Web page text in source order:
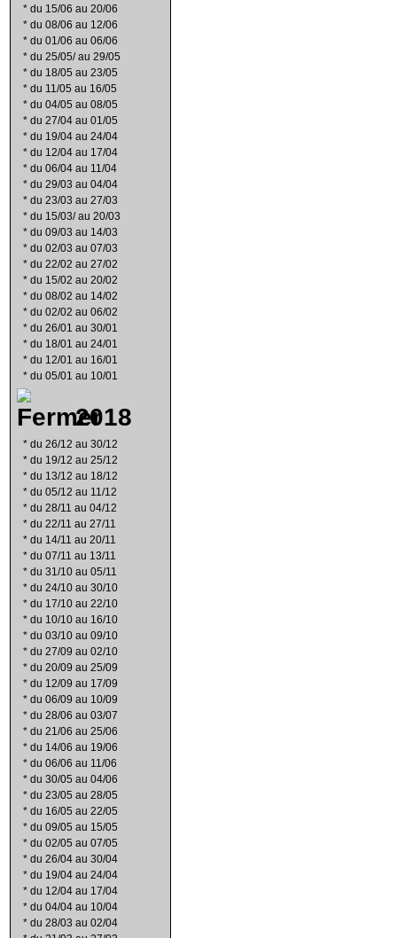
* du 15/06 au 20/06
* du 08/06 au 12/06
* du 01/06 au 06/06
* du 25/05/ au 29/05
* du 18/05 au 23/05
* du 11/05 au 16/05
* du 04/05 au 08/05
* du 27/04 au 01/05
* du 19/04 au 24/04
* du 12/04 au 17/04
* du 06/04 au 11/04
* du 29/03 au 04/04
* du 23/03 au 27/03
* du 15/03/ au 20/03
* du 09/03 au 14/03
* du 02/03 au 07/03
* du 22/02 au 27/02
* du 15/02 au 20/02
* du 08/02 au 14/02
* du 02/02 au 06/02
* du 26/01 au 30/01
* du 18/01 au 24/01
* du 12/01 au 16/01
* du 05/01 au 10/01
2018
* du 26/12 au 30/12
* du 19/12 au 25/12
* du 13/12 au 18/12
* du 05/12 au 11/12
* du 28/11 au 04/12
* du 22/11 au 27/11
* du 14/11 au 20/11
* du 07/11 au 13/11
* du 31/10 au 05/11
* du 24/10 au 30/10
* du 17/10 au 22/10
* du 10/10 au 16/10
* du 03/10 au 09/10
* du 27/09 au 02/10
* du 20/09 au 25/09
* du 12/09 au 17/09
* du 06/09 au 10/09
* du 28/06 au 03/07
* du 21/06 au 25/06
* du 14/06 au 19/06
* du 06/06 au 11/06
* du 30/05 au 04/06
* du 23/05 au 28/05
* du 16/05 au 22/05
* du 09/05 au 15/05
* du 02/05 au 07/05
* du 26/04 au 30/04
* du 19/04 au 24/04
* du 12/04 au 17/04
* du 04/04 au 10/04
* du 28/03 au 02/04